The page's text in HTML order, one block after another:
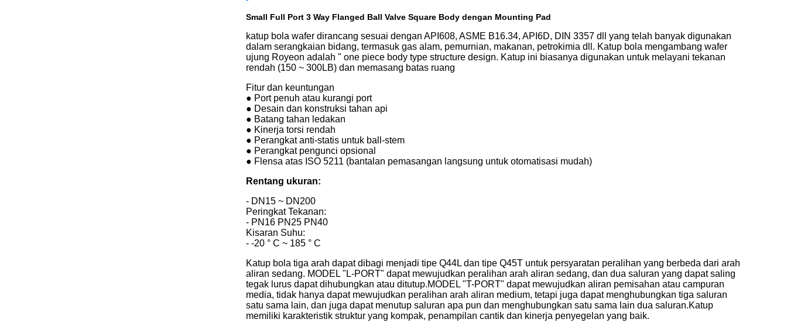
Small Full Port 3 Way Flanged Ball Valve Square Body dengan Mounting Pad
katup bola wafer dirancang sesuai dengan API608, ASME B16.34, API6D, DIN 3357 dll yang telah banyak digunakan
dalam serangkaian bidang, termasuk gas alam, pemurnian, makanan, petrokimia dll. Katup bola mengambang wafer
ujung Royeon adalah " one piece body type structure design. Katup ini biasanya digunakan untuk melayani tekanan
rendah (150 ~ 300LB) dan memasang batas ruang
Fitur dan keuntungan
● Port penuh atau kurangi port
● Desain dan konstruksi tahan api
● Batang tahan ledakan
● Kinerja torsi rendah
● Perangkat anti-statis untuk ball-stem
● Perangkat pengunci opsional
● Flensa atas ISO 5211 (bantalan pemasangan langsung untuk otomatisasi mudah)
Rentang ukuran:
- DN15 ~ DN200
Peringkat Tekanan:
- PN16 PN25 PN40
Kisaran Suhu:
- -20 ° C ~ 185 ° C
Katup bola tiga arah dapat dibagi menjadi tipe Q44L dan tipe Q45T untuk persyaratan peralihan yang berbeda dari arah
aliran sedang. MODEL "L-PORT" dapat mewujudkan peralihan arah aliran sedang, dan dua saluran yang dapat saling
tegak lurus dapat dihubungkan atau ditutup.MODEL "T-PORT" dapat mewujudkan aliran pemisahan atau campuran
media, tidak hanya dapat mewujudkan peralihan arah aliran medium, tetapi juga dapat menghubungkan tiga saluran
satu sama lain, dan juga dapat menutup saluran apa pun dan menghubungkan satu sama lain dua saluran.Katup
memiliki karakteristik struktur yang kompak, penampilan cantik dan kinerja penyegelan yang baik.